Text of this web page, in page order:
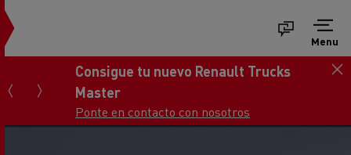
Menu
Consigue tu nuevo Renault Trucks
Master
Ponte en contacto con nosotros